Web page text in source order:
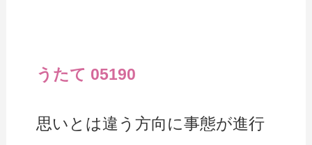
うたて 05190
思いとは違う方向に事態が進行